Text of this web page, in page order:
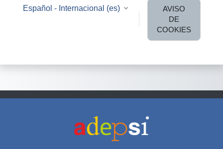
Español - Internacional ‎(es)‎
AVISO
DE
COOKIES